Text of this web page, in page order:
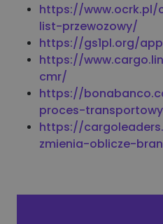
https://www.ocrk.pl/
list-przewozowy/
https://gs1pl.org/
https://
cmr/
https://
proces-
https://
zmienia-oblicze-